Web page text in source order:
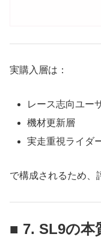
実購入層は：
レース志向ユー
機材更新層
実走重視ライダ
で構成されるため、
■ 7. SL9の本